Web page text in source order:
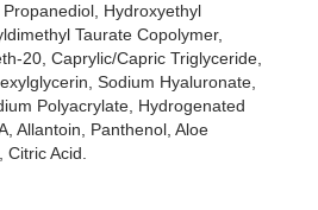
Hydroxyethyl
Taurate Copolymer,
20, Caprylic/Capric Triglyceride,
Sodium Hyaluronate,
Polyacrylate, Hydrogenated
Allantoin, Panthenol, Aloe
Acid.